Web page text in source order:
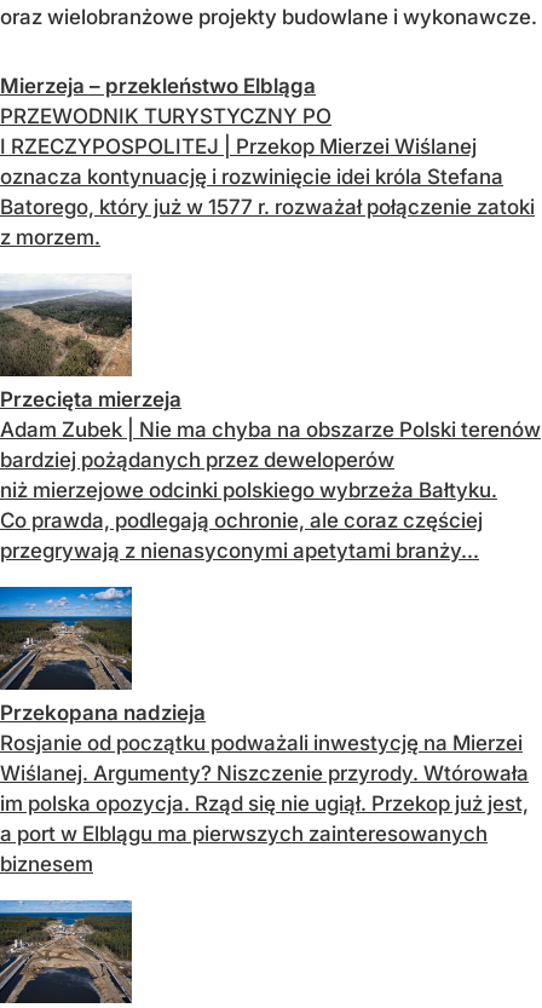
oraz wielobranżowe projekty budowlane i wykonawcze.
Mierzeja – przekleństwo Elbląga
PRZEWODNIK TURYSTYCZNY PO
I RZECZYPOSPOLITEJ | Przekop Mierzei Wiślanej
oznacza kontynuację i rozwinięcie idei króla Stefana
Batorego, który już w 1577 r. rozważał połączenie zatoki
z morzem.
Przecięta mierzeja
Adam Zubek | Nie ma chyba na obszarze Polski terenów
bardziej pożądanych przez deweloperów
niż mierzejowe odcinki polskiego wybrzeża Bałtyku.
Co prawda, podlegają ochronie, ale coraz częściej
przegrywają z nienasyconymi apetytami branży...
Przekopana nadzieja
Rosjanie od początku podważali inwestycję na Mierzei
Wiślanej. Argumenty? Niszczenie przyrody. Wtórowała
im polska opozycja. Rząd się nie ugiął. Przekop już jest,
a port w Elblągu ma pierwszych zainteresowanych
biznesem